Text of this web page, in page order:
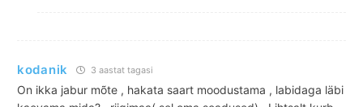
kodanik 3 aastat tagasi
On ikka jabur mõte , hakata saart moodustama , labidaga läbi